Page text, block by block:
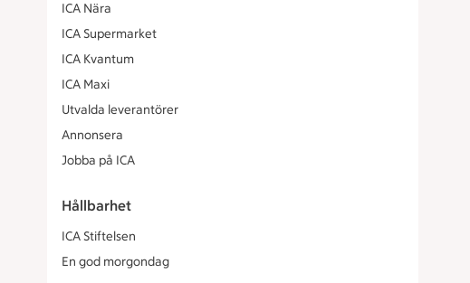
ICA Nära
ICA Supermarket
ICA Kvantum
ICA Maxi
Utvalda leverantörer
Annonsera
Jobba på ICA
Hållbarhet
ICA Stiftelsen
En god morgondag